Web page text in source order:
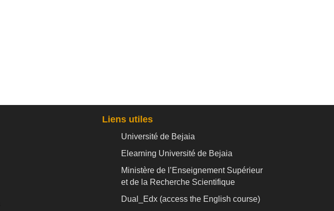
Liens utiles
Université de Bejaia
Elearning Université de Bejaia
Ministère de l’Enseignement Supérieur
et de la Recherche Scientifique
Dual_Edx (access the English course)